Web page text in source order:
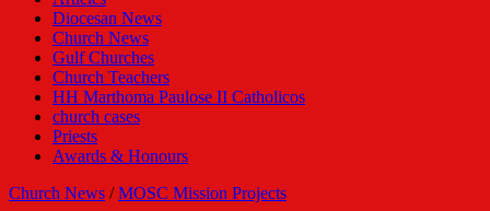
Diocesan News
Church News
Gulf Churches
Church Teachers
HH Marthoma Paulose II Catholicos
church cases
Priests
Awards & Honours
Church News /MOSC Mission Projects